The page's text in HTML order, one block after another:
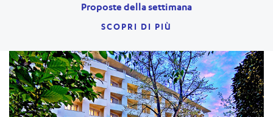
Proposte della settimana
SCOPRI DI PIÙ